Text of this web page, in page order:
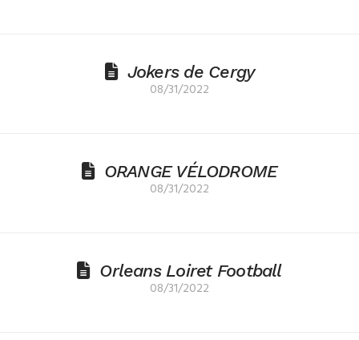
Jokers de Cergy
08/31/2022
ORANGE VÉLODROME
08/31/2022
Orleans Loiret Football
08/31/2022